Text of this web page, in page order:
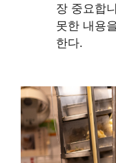
장 중요합
못한 내용
한다.